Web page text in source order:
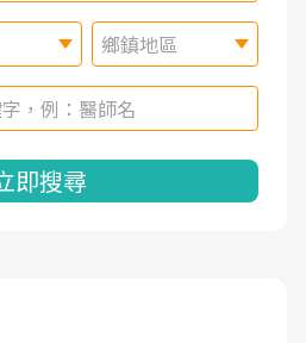
鄉鎮地區
即搜尋